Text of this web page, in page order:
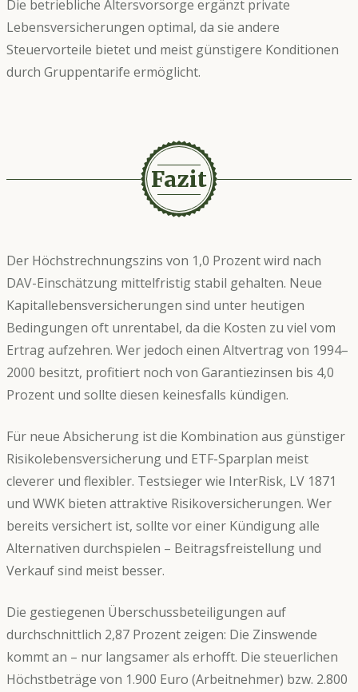
Die betriebliche Altersvorsorge ergänzt private
Lebensversicherungen optimal, da sie andere
Steuervorteile bietet und meist günstigere Konditionen
durch Gruppentarife ermöglicht.
Fazit
Der Höchstrechnungszins von 1,0 Prozent wird nach
DAV-Einschätzung mittelfristig stabil gehalten. Neue
Kapitallebensversicherungen sind unter heutigen
Bedingungen oft unrentabel, da die Kosten zu viel vom
Ertrag aufzehren. Wer jedoch einen Altvertrag von 1994–
2000 besitzt, profitiert noch von Garantiezinsen bis 4,0
Prozent und sollte diesen keinesfalls kündigen.
Für neue Absicherung ist die Kombination aus günstiger
Risikolebensversicherung und ETF-Sparplan meist
cleverer und flexibler. Testsieger wie InterRisk, LV 1871
und WWK bieten attraktive Risikoversicherungen. Wer
bereits versichert ist, sollte vor einer Kündigung alle
Alternativen durchspielen – Beitragsfreistellung und
Verkauf sind meist besser.
Die gestiegenen Überschussbeteiligungen auf
durchschnittlich 2,87 Prozent zeigen: Die Zinswende
kommt an – nur langsamer als erhofft. Die steuerlichen
Höchstbeträge von 1.900 Euro (Arbeitnehmer) bzw. 2.800